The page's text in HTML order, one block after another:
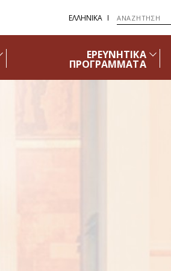
ΕΛΛΗΝΙΚΑ
ΕΡΕΥΝΗΤΙΚΑ
ΠΡΟΓΡΑΜΜΑΤΑ